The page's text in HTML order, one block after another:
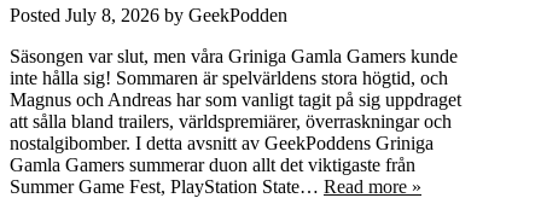
Posted July 8, 2026 by GeekPodden
Säsongen var slut, men våra Griniga Gamla Gamers kunde
inte hålla sig! Sommaren är spelvärldens stora högtid, och
Magnus och Andreas har som vanligt tagit på sig uppdraget
att sålla bland trailers, världspremiärer, överraskningar och
nostalgibomber. I detta avsnitt av GeekPoddens Griniga
Gamla Gamers summerar duon allt det viktigaste från
Summer Game Fest, PlayStation State… Read more »